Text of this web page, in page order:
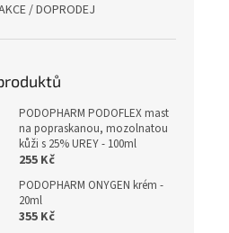
/ DOPRODEJ
PODOPHARM PODOFLEX mast
na popraskanou, mozolnatou
kůži s 25% UREY - 100ml
255 Kč
PODOPHARM ONYGEN krém -
20ml
355 Kč